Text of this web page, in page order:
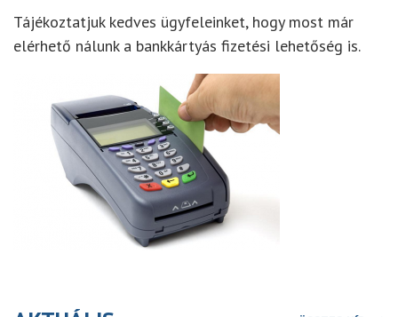
Tájékoztatjuk kedves ügyfeleinket, hogy most már
elérhető nálunk a bankkártyás fizetési lehetőség is.